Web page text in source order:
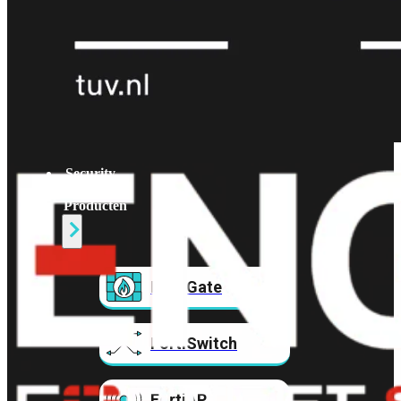
bekijken
Security
Producten
FortiGate
FortiSwitch